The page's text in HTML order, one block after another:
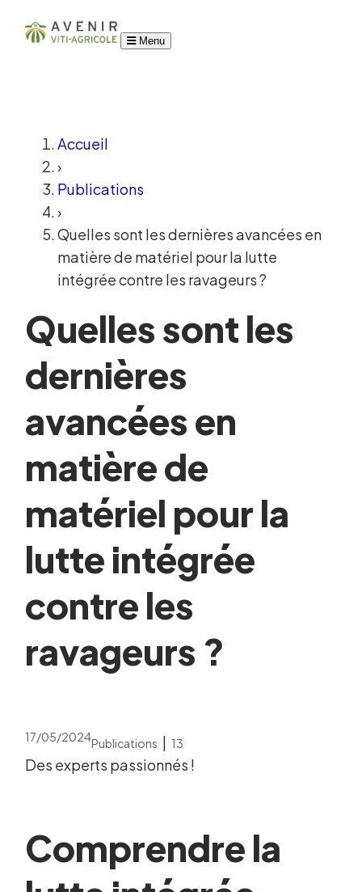
Menu
Accueil
›
Publications
›
Quelles sont les dernières avancées en
matière de matériel pour la lutte
intégrée contre les ravageurs ?
Quelles sont les
dernières
avancées en
matière de
matériel pour la
lutte intégrée
contre les
ravageurs ?
17/05/2024Publications | 13
Des experts passionnés !
Comprendre la